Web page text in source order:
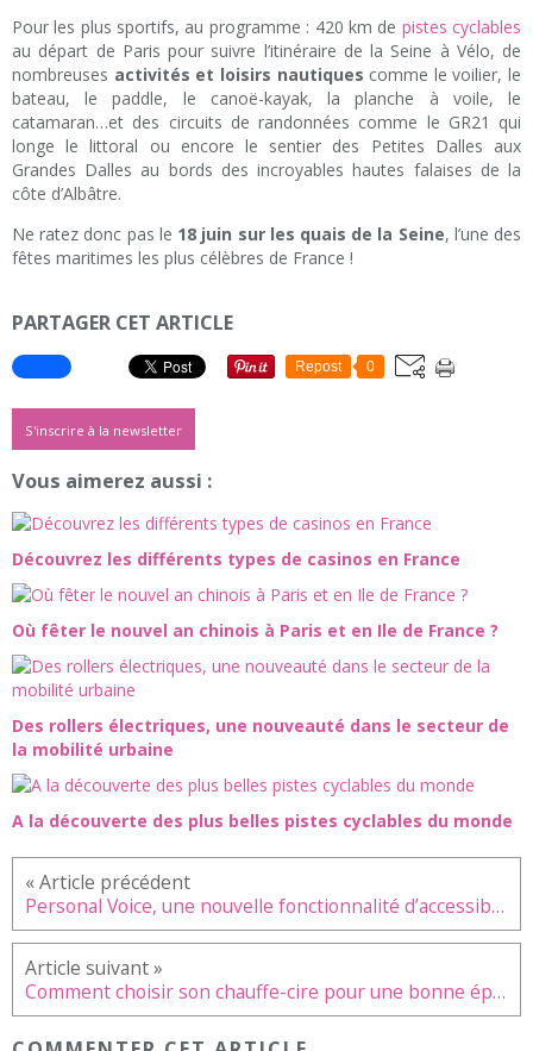
Pour les plus sportifs, au programme : 420 km de pistes cyclables
au départ de Paris pour suivre l’itinéraire de la Seine à Vélo, de
nombreuses activités et loisirs nautiques comme le voilier, le
bateau, le paddle, le canoë-kayak, la planche à voile, le
catamaran…et des circuits de randonnées comme le GR21 qui
longe le littoral ou encore le sentier des Petites Dalles aux
Grandes Dalles au bords des incroyables hautes falaises de la
côte d’Albâtre.
Ne ratez donc pas le 18 juin sur les quais de la Seine, l’une des
fêtes maritimes les plus célèbres de France !
PARTAGER CET ARTICLE
Repost 0
S'inscrire à la newsletter
Vous aimerez aussi :
Découvrez les différents types de casinos en France
Où fêter le nouvel an chinois à Paris et en Ile de France ?
Des rollers électriques, une nouveauté dans le secteur de
la mobilité urbaine
A la découverte des plus belles pistes cyclables du monde
Personal Voice, une nouvelle fonctionnalité d’accessibilité d’Apple
Comment choisir son chauffe-cire pour une bonne épilation à la maison ?